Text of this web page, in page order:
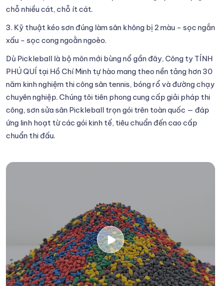
chỗ nhiều cát, chỗ ít cát.
3. Kỹ thuật kéo sơn đúng làm sân không bị 2 màu - sọc ngắn
xấu - sọc cong ngoằn ngoèo.
Dù Pickleball là bộ môn mới bùng nổ gần đây, Công ty TÍNH
PHÚ QUÍ tại Hồ Chí Minh tự hào mang theo nền tảng hơn 30
năm kinh nghiệm thi công sân tennis, bóng rổ và đường chạy
chuyên nghiệp. Chúng tôi tiên phong cung cấp giải pháp thi
công, sơn sửa sân Pickleball trọn gói trên toàn quốc — đáp
ứng linh hoạt từ các gói kinh tế, tiêu chuẩn đến cao cấp
chuẩn thi đấu.